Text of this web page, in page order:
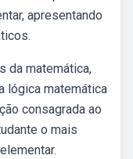
apresentando
da matemática,
lógica matemática
consagrada ao
o mais